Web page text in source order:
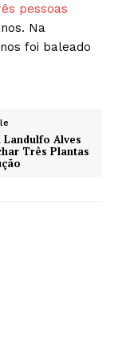
pessoas
Na
foi baleado
Landulfo Alves
Três Plantas